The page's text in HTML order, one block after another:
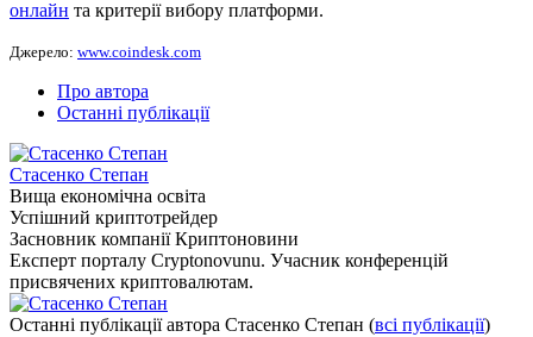
онлайн та критерії вибору платформи.
Джерело: www.coindesk.com
Про автора
Останні публікації
Стасенко Степан
Вища економічна освіта
Успішний криптотрейдер
Засновник компанії Криптоновини
Експерт порталу Cryptonovunu. Учасник конференцій
присвячених криптовалютам.
Останні публікації автора Стасенко Степан (всі публікації)